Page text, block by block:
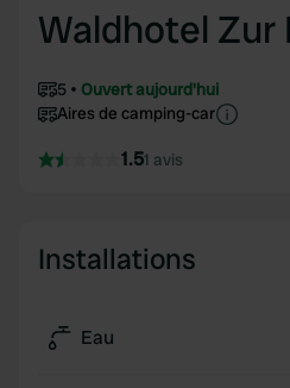
Waldhotel Zur
5
Ouvert aujourd'hui
Aires de camping-car
1.51 avis
Installations
Eau